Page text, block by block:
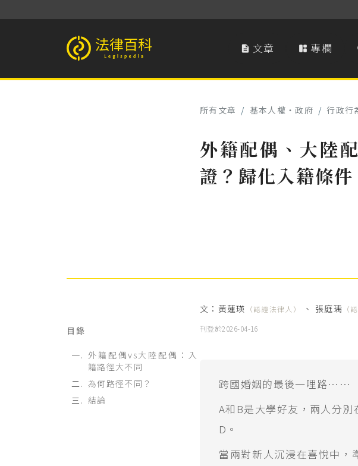
法律百科 Legispedia  文章  專欄
所有文章 / 基本人權‧政府 / 行政行
外籍配偶、大陸
證？歸化入籍條件
目錄
外籍配偶vs大陸配偶：入
籍路徑大不同
為何路徑不同？
結論
文： 黃蓮瑛 （認證法律人） 、 張庭瑀 （
刊登於2026-04-16
跨國婚姻的最後一哩路……
A和B是大學好友，兩人分
D。
當兩對新人沉浸在喜悅中，